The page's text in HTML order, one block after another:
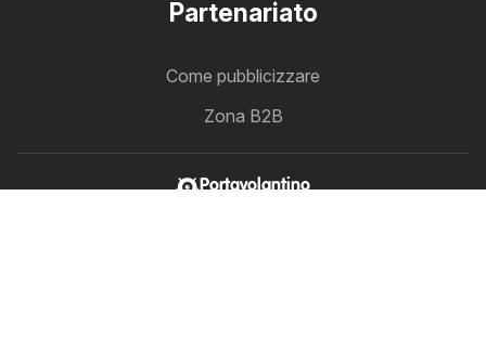
Partenariato
Come pubblicizzare
Zona B2B
Portavolantino